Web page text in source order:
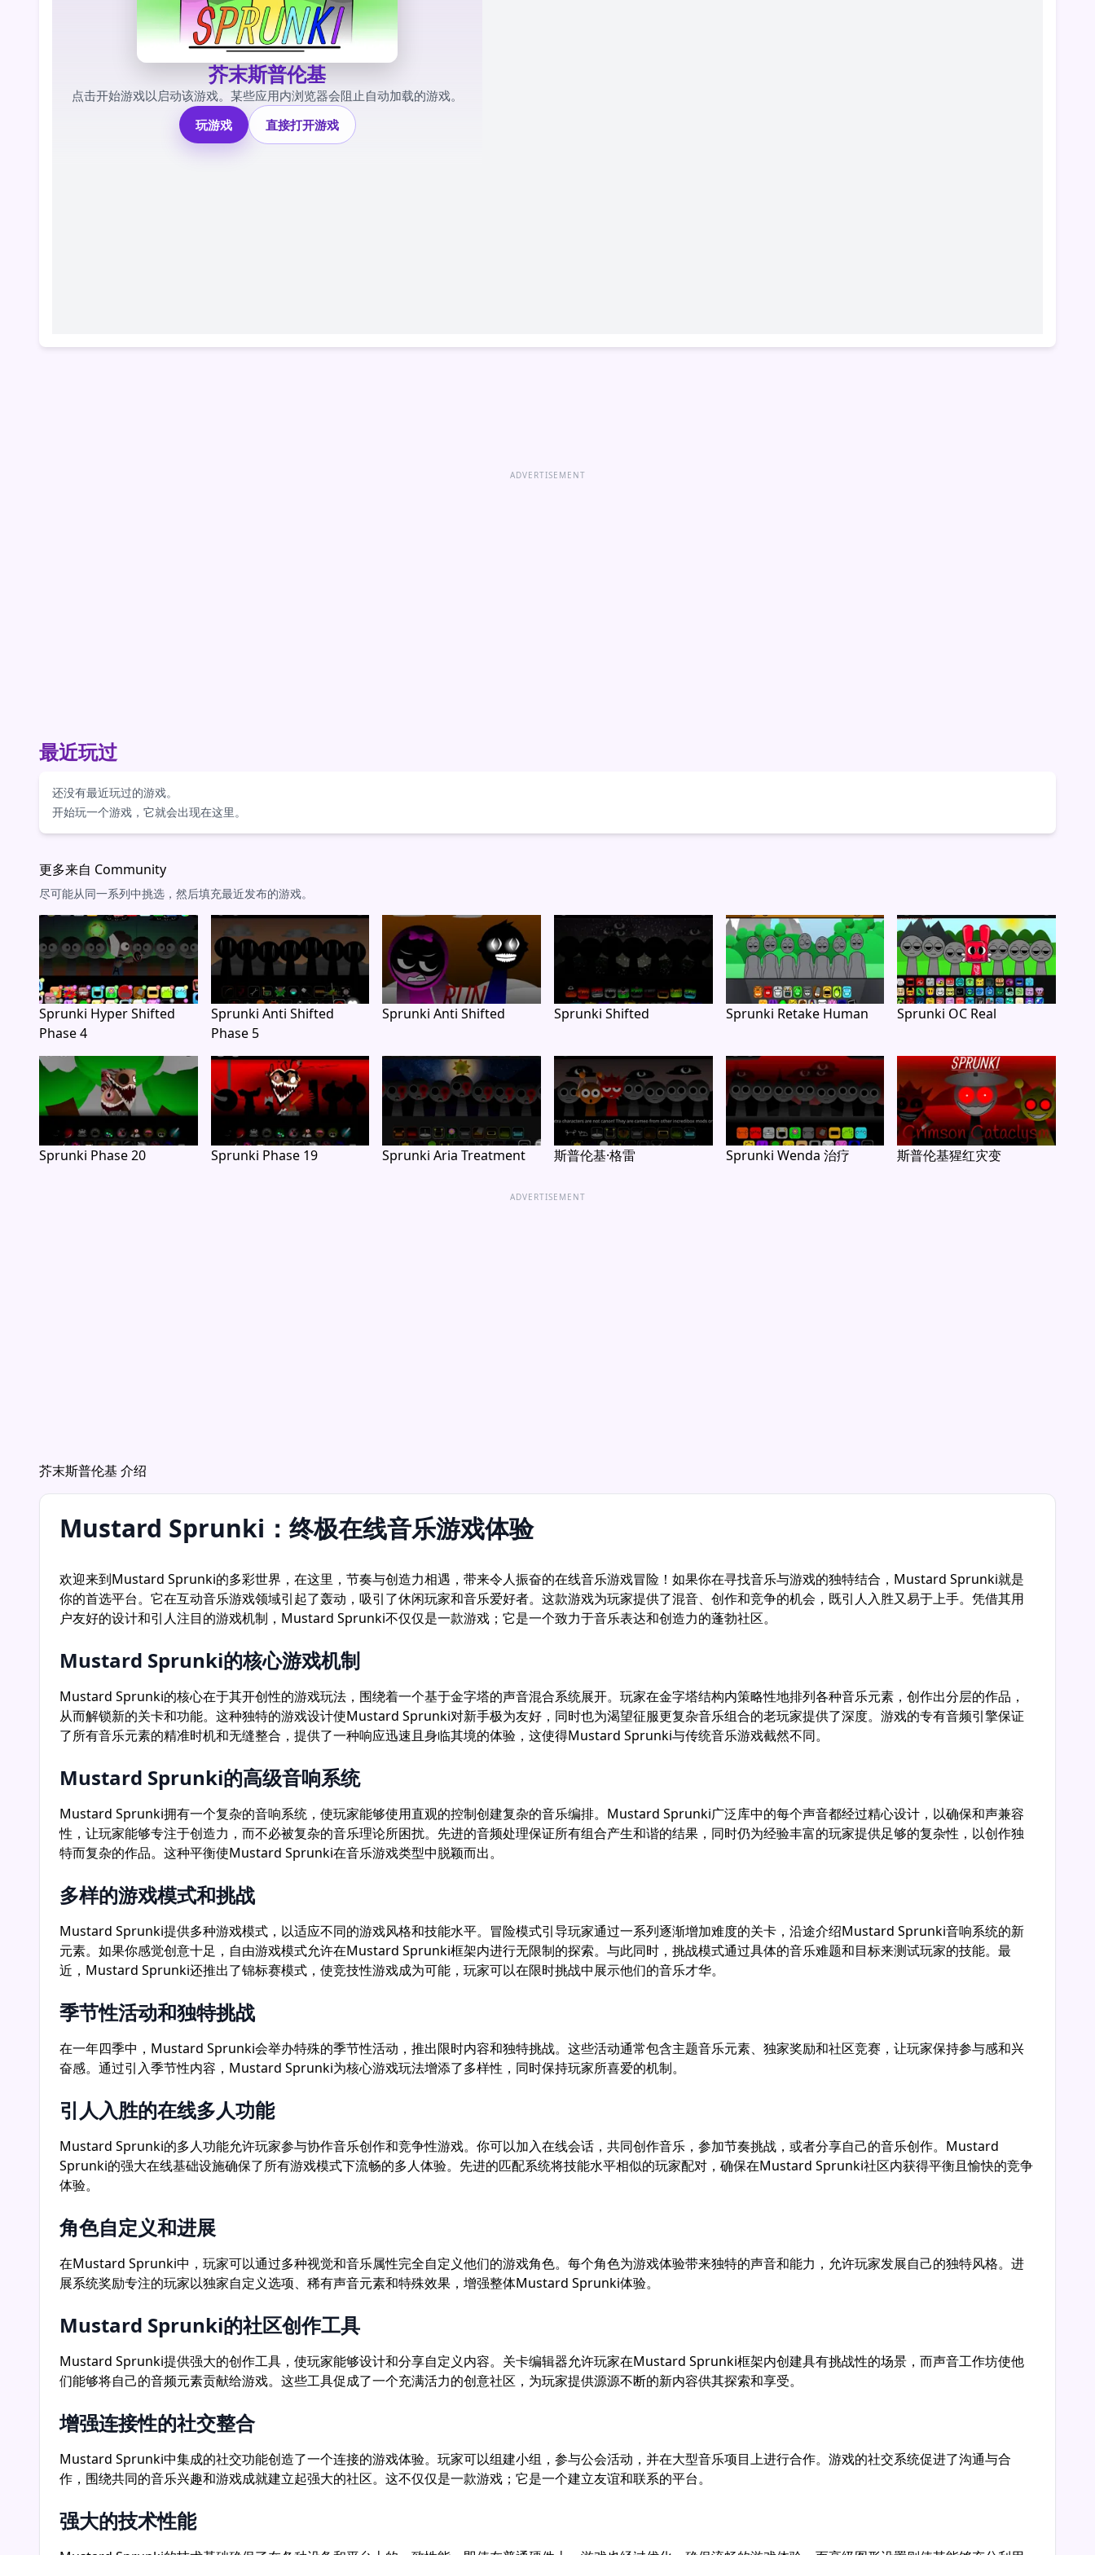
芥末斯普伦基
点击开始游戏以启动该游戏。某些应用内浏览器会阻止自动加载的游戏。
玩游戏
直接打开游戏
ADVERTISEMENT
最近玩过
还没有最近玩过的游戏。
开始玩一个游戏，它就会出现在这里。
更多来自 Community
尽可能从同一系列中挑选，然后填充最近发布的游戏。
Sprunki Hyper Shifted
Phase 4
Sprunki Anti Shifted
Phase 5
Sprunki Anti Shifted Sprunki Shifted Sprunki Retake Human Sprunki OC Real
Sprunki Phase 20 Sprunki Phase 19 Sprunki Aria Treatment 斯普伦基·格雷 Sprunki Wenda 治疗 斯普伦基猩红灾变
ADVERTISEMENT
芥末斯普伦基 介绍
Mustard Sprunki：终极在线音乐游戏体验
欢迎来到Mustard Sprunki的多彩世界，在这里，节奏与创造力相遇，带来令人振奋的在线音乐游戏冒险！如果你在寻找音乐与游戏的独特结合，Mustard Sprunki就是
你的首选平台。它在互动音乐游戏领域引起了轰动，吸引了休闲玩家和音乐爱好者。这款游戏为玩家提供了混音、创作和竞争的机会，既引人入胜又易于上手。凭借其用
户友好的设计和引人注目的游戏机制，Mustard Sprunki不仅仅是一款游戏；它是一个致力于音乐表达和创造力的蓬勃社区。
Mustard Sprunki的核心游戏机制
Mustard Sprunki的核心在于其开创性的游戏玩法，围绕着一个基于金字塔的声音混合系统展开。玩家在金字塔结构内策略性地排列各种音乐元素，创作出分层的作品，
从而解锁新的关卡和功能。这种独特的游戏设计使Mustard Sprunki对新手极为友好，同时也为渴望征服更复杂音乐组合的老玩家提供了深度。游戏的专有音频引擎保证
了所有音乐元素的精准时机和无缝整合，提供了一种响应迅速且身临其境的体验，这使得Mustard Sprunki与传统音乐游戏截然不同。
Mustard Sprunki的高级音响系统
Mustard Sprunki拥有一个复杂的音响系统，使玩家能够使用直观的控制创建复杂的音乐编排。Mustard Sprunki广泛库中的每个声音都经过精心设计，以确保和声兼容
性，让玩家能够专注于创造力，而不必被复杂的音乐理论所困扰。先进的音频处理保证所有组合产生和谐的结果，同时仍为经验丰富的玩家提供足够的复杂性，以创作独
特而复杂的作品。这种平衡使Mustard Sprunki在音乐游戏类型中脱颖而出。
多样的游戏模式和挑战
Mustard Sprunki提供多种游戏模式，以适应不同的游戏风格和技能水平。冒险模式引导玩家通过一系列逐渐增加难度的关卡，沿途介绍Mustard Sprunki音响系统的新
元素。如果你感觉创意十足，自由游戏模式允许在Mustard Sprunki框架内进行无限制的探索。与此同时，挑战模式通过具体的音乐难题和目标来测试玩家的技能。最
近，Mustard Sprunki还推出了锦标赛模式，使竞技性游戏成为可能，玩家可以在限时挑战中展示他们的音乐才华。
季节性活动和独特挑战
在一年四季中，Mustard Sprunki会举办特殊的季节性活动，推出限时内容和独特挑战。这些活动通常包含主题音乐元素、独家奖励和社区竞赛，让玩家保持参与感和兴
奋感。通过引入季节性内容，Mustard Sprunki为核心游戏玩法增添了多样性，同时保持玩家所喜爱的机制。
引人入胜的在线多人功能
Mustard Sprunki的多人功能允许玩家参与协作音乐创作和竞争性游戏。你可以加入在线会话，共同创作音乐，参加节奏挑战，或者分享自己的音乐创作。Mustard
Sprunki的强大在线基础设施确保了所有游戏模式下流畅的多人体验。先进的匹配系统将技能水平相似的玩家配对，确保在Mustard Sprunki社区内获得平衡且愉快的竞争
体验。
角色自定义和进展
在Mustard Sprunki中，玩家可以通过多种视觉和音乐属性完全自定义他们的游戏角色。每个角色为游戏体验带来独特的声音和能力，允许玩家发展自己的独特风格。进
展系统奖励专注的玩家以独家自定义选项、稀有声音元素和特殊效果，增强整体Mustard Sprunki体验。
Mustard Sprunki的社区创作工具
Mustard Sprunki提供强大的创作工具，使玩家能够设计和分享自定义内容。关卡编辑器允许玩家在Mustard Sprunki框架内创建具有挑战性的场景，而声音工作坊使他
们能够将自己的音频元素贡献给游戏。这些工具促成了一个充满活力的创意社区，为玩家提供源源不断的新内容供其探索和享受。
增强连接性的社交整合
Mustard Sprunki中集成的社交功能创造了一个连接的游戏体验。玩家可以组建小组，参与公会活动，并在大型音乐项目上进行合作。游戏的社交系统促进了沟通与合
作，围绕共同的音乐兴趣和游戏成就建立起强大的社区。这不仅仅是一款游戏；它是一个建立友谊和联系的平台。
强大的技术性能